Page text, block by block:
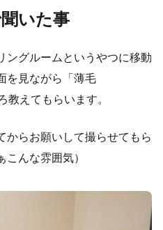
いた事
ングルームというやつに移動
を見ながら「薄毛
教えてもらいます。
からお願いして撮らせてもら
こんな雰囲気）